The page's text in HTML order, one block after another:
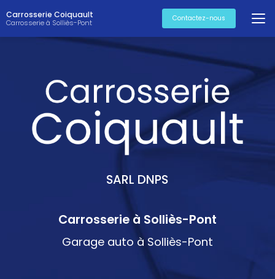
au
contenu
principal
Carrosserie Coiquault
Carrosserie à Solliès-Pont Contactez-nous
SARL DNPS
Carrosserie à Solliès-Pont
Garage auto à Solliès-Pont